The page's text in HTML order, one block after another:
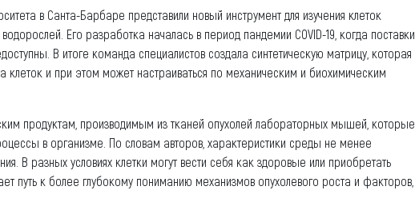
в Санта-Барбаре представили новый инструмент для изучения клеток
Его разработка началась в период пандемии COVID-19, когда поставки
В итоге команда специалистов создала синтетическую матрицу, которая
клеток и при этом может настраиваться по механическим и биохимическим
продуктам, производимым из тканей опухолей лабораторных мышей, которые
в организме. По словам авторов, характеристики среды не менее
В разных условиях клетки могут вести себя как здоровые или приобретать
путь к более глубокому пониманию механизмов опухолевого роста и факторов,